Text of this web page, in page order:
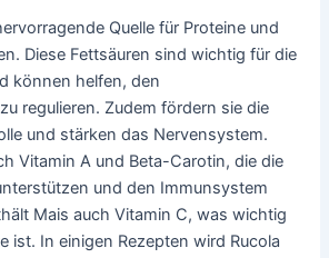
Quelle für Proteine und
Diese Fettsäuren sind wichtig für die
können helfen, den
regulieren. Zudem fördern sie die
und stärken das Nervensystem.
Vitamin A und Beta-Carotin, die die
und den Immunsystem
Mais auch Vitamin C, was wichtig
ist. In einigen Rezepten wird Rucola